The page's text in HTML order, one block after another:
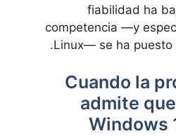
fiabilidad ha
competencia —y
Linux— se ha puesto
Cuando la
admite
Windows